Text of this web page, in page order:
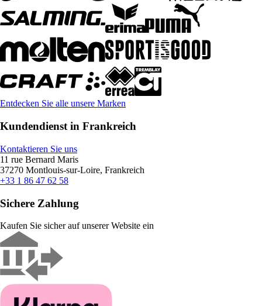
Entdecken Sie alle unsere Marken
Kundendienst in Frankreich
Kontaktieren Sie uns
11 rue Bernard Maris
37270 Montlouis-sur-Loire, Frankreich
+33 1 86 47 62 58
Sichere Zahlung
Kaufen Sie sicher auf unserer Website ein